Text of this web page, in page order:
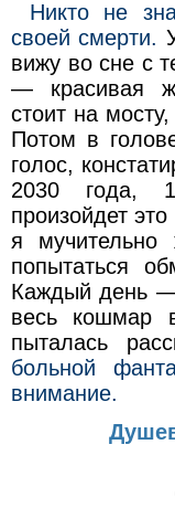
Никто не
своей смерти.
вижу во сне с
— красивая
стоит на
Потом в
голос,
2030 года,
произойдет
я мучительно
попытаться
Каждый день
весь кошмар
пыталась
больной
внимание.